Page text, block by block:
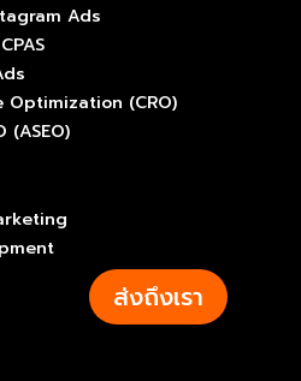
Ads
Optimization (CRO)
(ASEO)
ส่งถึงเรา